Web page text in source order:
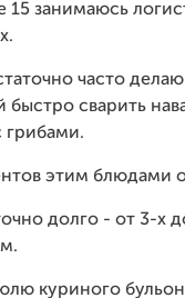
15 занимаюсь
часто
быстро сварить
грибами.
этим блюдами
долго - от 3-х
куриного